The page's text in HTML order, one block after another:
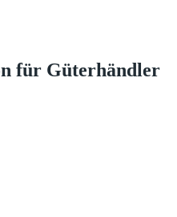
für Güterhändler